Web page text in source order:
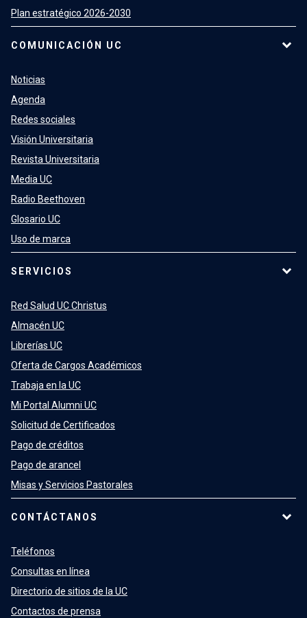
Plan estratégico 2026-2030
COMUNICACIÓN UC
Noticias
Agenda
Redes sociales
Visión Universitaria
Revista Universitaria
Media UC
Radio Beethoven
Glosario UC
Uso de marca
SERVICIOS
Red Salud UC Christus
Almacén UC
Librerías UC
Oferta de Cargos Académicos
Trabaja en la UC
Mi Portal Alumni UC
Solicitud de Certificados
Pago de créditos
Pago de arancel
Misas y Servicios Pastorales
CONTÁCTANOS
Teléfonos
Consultas en línea
Directorio de sitios de la UC
Contactos de prensa